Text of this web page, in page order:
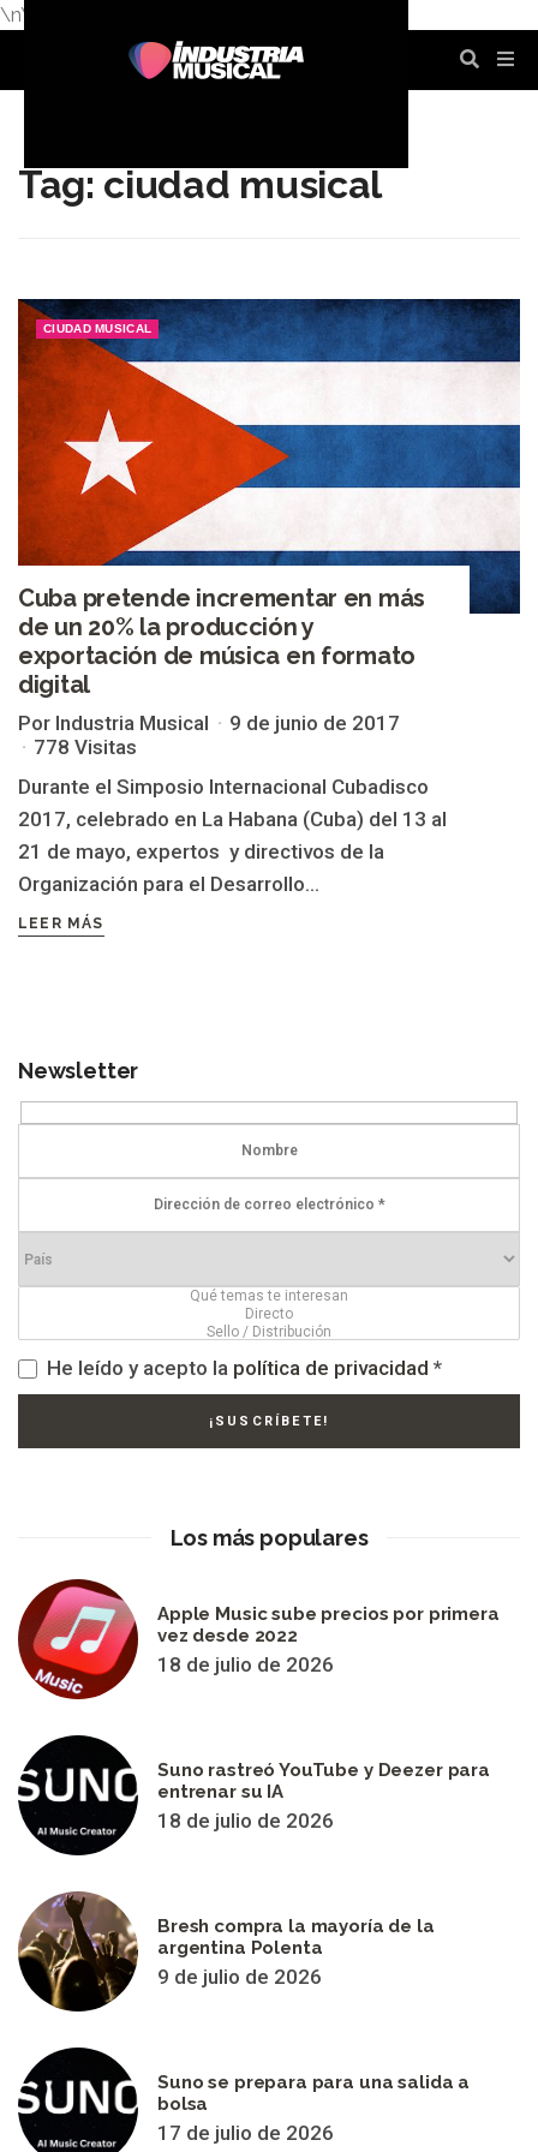
\n\n
Tag: ciudad musical
CIUDAD MUSICAL
Cuba pretende incrementar en más
de un 20% la producción y
exportación de música en formato
digital
Por Industria Musical
9 de junio de 2017
778 Visitas
Durante el Simposio Internacional Cubadisco
2017, celebrado en La Habana (Cuba) del 13 al
21 de mayo, expertos y directivos de la
Organización para el Desarrollo...
LEER MÁS
Newsletter
He leído y acepto la política de privacidad *
Los más populares
Apple Music sube precios por primera
vez desde 2022
18 de julio de 2026
Suno rastreó YouTube y Deezer para
entrenar su IA
18 de julio de 2026
Bresh compra la mayoría de la
argentina Polenta
9 de julio de 2026
Suno se prepara para una salida a
bolsa
17 de julio de 2026